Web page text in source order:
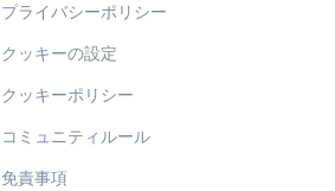
プライバシーポリシー
クッキーの設定
クッキーポリシー
コミュニティルール
免責事項